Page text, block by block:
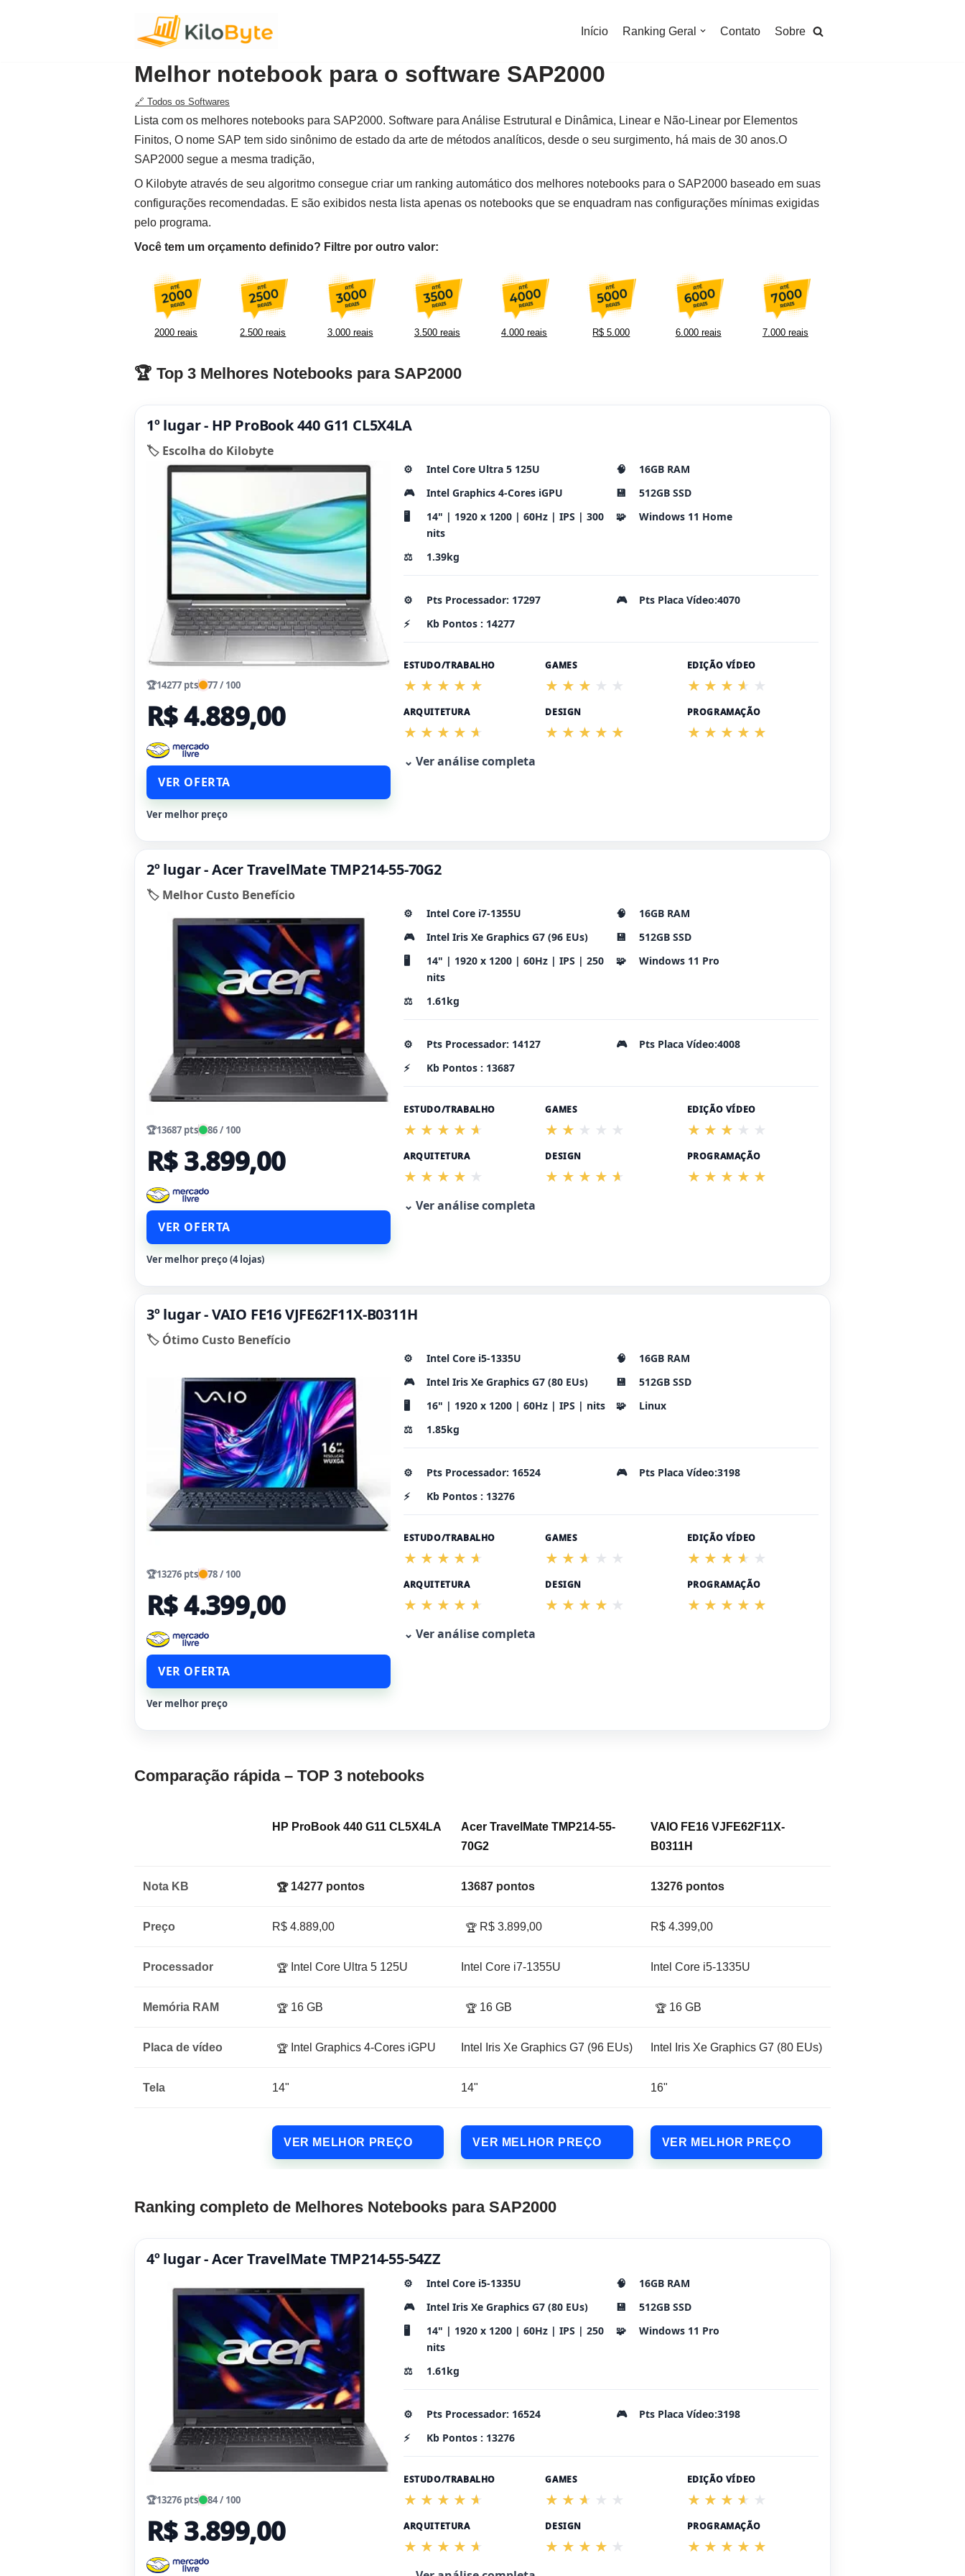
Início Ranking Geral Contato Sobre
Melhor notebook para o software SAP2000
🔗 Todos os Softwares
Lista com os melhores notebooks para SAP2000. Software para Análise Estrutural e Dinâmica, Linear e Não-Linear por Elementos
Finitos, O nome SAP tem sido sinônimo de estado da arte de métodos analíticos, desde o seu surgimento, há mais de 30 anos.O
SAP2000 segue a mesma tradição,
O Kilobyte através de seu algoritmo consegue criar um ranking automático dos melhores notebooks para o SAP2000 baseado em suas
configurações recomendadas. E são exibidos nesta lista apenas os notebooks que se enquadram nas configurações mínimas exigidas
pelo programa.
Você tem um orçamento definido? Filtre por outro valor:
2000 reais 2.500 reais 3.000 reais 3.500 reais 4.000 reais R$ 5.000 6.000 reais 7.000 reais
🏆 Top 3 Melhores Notebooks para SAP2000
1º lugar - HP ProBook 440 G11 CL5X4LA
🏷️ Escolha do Kilobyte
🏆14277 pts 77 / 100
R$ 4.889,00
VER OFERTA
Ver melhor preço
⚙️ Intel Core Ultra 5 125U 🧠
16GB RAM
🎮
Intel Graphics 4-Cores iGPU 💾
512GB SSD
🖥️
14" | 1920 x 1200 | 60Hz | IPS | 300
nits
🧩 Windows 11 Home
⚖️ 1.39kg
⚙️ Pts Processador: 17297 🎮
Pts Placa Vídeo:4070
⚡
Kb Pontos : 14277
ESTUDO/TRABALHO GAMES EDIÇÃO VÍDEO
ARQUITETURA DESIGN PROGRAMAÇÃO
⌄ Ver análise completa
2º lugar - Acer TravelMate TMP214-55-70G2
🏷️ Melhor Custo Benefício
🏆13687 pts 86 / 100
R$ 3.899,00
VER OFERTA
Ver melhor preço (4 lojas)
⚙️ Intel Core i7-1355U 🧠
16GB RAM
🎮
Intel Iris Xe Graphics G7 (96 EUs) 💾
512GB SSD
🖥️
14" | 1920 x 1200 | 60Hz | IPS | 250
nits
🧩 Windows 11 Pro
⚖️ 1.61kg
⚙️ Pts Processador: 14127 🎮
Pts Placa Vídeo:4008
⚡
Kb Pontos : 13687
ESTUDO/TRABALHO GAMES EDIÇÃO VÍDEO
ARQUITETURA DESIGN PROGRAMAÇÃO
⌄ Ver análise completa
3º lugar - VAIO FE16 VJFE62F11X-B0311H
🏷️ Ótimo Custo Benefício
🏆13276 pts 78 / 100
R$ 4.399,00
VER OFERTA
Ver melhor preço
⚙️ Intel Core i5-1335U 🧠
16GB RAM
🎮
Intel Iris Xe Graphics G7 (80 EUs) 💾
512GB SSD
🖥️
16" | 1920 x 1200 | 60Hz | IPS | nits 🧩
Linux
⚖️
1.85kg
⚙️ Pts Processador: 16524 🎮
Pts Placa Vídeo:3198
⚡
Kb Pontos : 13276
ESTUDO/TRABALHO GAMES EDIÇÃO VÍDEO
ARQUITETURA DESIGN PROGRAMAÇÃO
⌄ Ver análise completa
Comparação rápida – TOP 3 notebooks
HP ProBook 440 G11 CL5X4LA
Acer TravelMate TMP214-55-
70G2
VAIO FE16 VJFE62F11X-
B0311H
Nota KB 🏆14277 pontos 13687 pontos 13276 pontos
Preço R$ 4.889,00 🏆 R$ 3.899,00 R$ 4.399,00
Processador 🏆 Intel Core Ultra 5 125U Intel Core i7-1355U Intel Core i5-1335U
Memória RAM 🏆 16 GB 🏆 16 GB 🏆16 GB
Placa de vídeo 🏆 Intel Graphics 4-Cores iGPU Intel Iris Xe Graphics G7 (96 EUs) Intel Iris Xe Graphics G7 (80 EUs)
Tela 14" 14" 16"
VER MELHOR PREÇO VER MELHOR PREÇO VER MELHOR PREÇO
Ranking completo de Melhores Notebooks para SAP2000
4º lugar - Acer TravelMate TMP214-55-54ZZ
🏆13276 pts 84 / 100
R$ 3.899,00
⚙️ Intel Core i5-1335U 🧠
16GB RAM
🎮
Intel Iris Xe Graphics G7 (80 EUs) 💾
512GB SSD
🖥️
14" | 1920 x 1200 | 60Hz | IPS | 250
nits
🧩 Windows 11 Pro
⚖️ 1.61kg
⚙️ Pts Processador: 16524 🎮
Pts Placa Vídeo:3198
⚡
Kb Pontos : 13276
ESTUDO/TRABALHO GAMES EDIÇÃO VÍDEO
ARQUITETURA DESIGN PROGRAMAÇÃO